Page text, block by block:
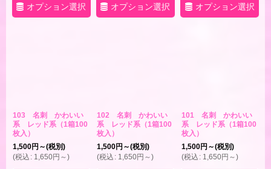
オプション選択 オプション選択 オプション選択
103 名刺 かわいい
系 レッド系（1箱100
枚入）
1,500円 ～(税別)
(税込 : 1,650円 ～)
102 名刺 かわいい
系 レッド系（1箱100
枚入）
1,500円 ～(税別)
(税込 : 1,650円 ～)
101 名刺 かわいい
系 レッド系（1箱100
枚入）
1,500円 ～(税別)
(税込 : 1,650円 ～)